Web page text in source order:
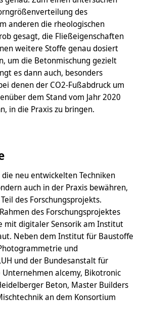
des
anderen die rheologischen
gesagt, die Fließeigenschaften
weitere Stoffe genau dosiert
um die Betonmischung gezielt
es dann auch, besonders
denen der CO2-Fußabdruck um
dem Stand vom Jahr 2020
in die Praxis zu bringen.
neu entwickelten Techniken
auch in der Praxis bewähren,
des Forschungsprojekts.
des Forschungsprojektes
mit digitaler Sensorik am Institut
Neben dem Institut für Baustoffe
und
und der Bundesanstalt für
Unternehmen alcemy, Bikotronic
Beton, Master Builders
an dem Konsortium